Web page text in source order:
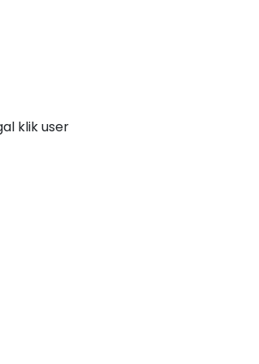
klik user